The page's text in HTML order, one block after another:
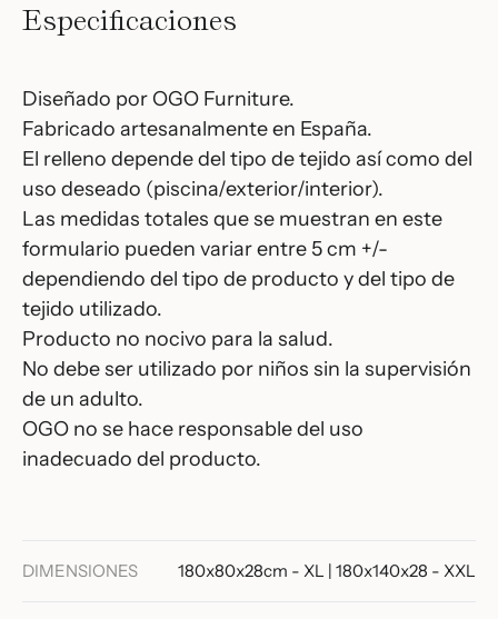
Especificaciones
Diseñado por OGO Furniture.
Fabricado artesanalmente en España.
El relleno depende del tipo de tejido así como del
uso deseado (piscina/exterior/interior).
Las medidas totales que se muestran en este
formulario pueden variar entre 5 cm +/-
dependiendo del tipo de producto y del tipo de
tejido utilizado.
Producto no nocivo para la salud.
No debe ser utilizado por niños sin la supervisión
de un adulto.
OGO no se hace responsable del uso
inadecuado del producto.
DIMENSIONES 180x80x28cm - XL | 180x140x28 - XXL